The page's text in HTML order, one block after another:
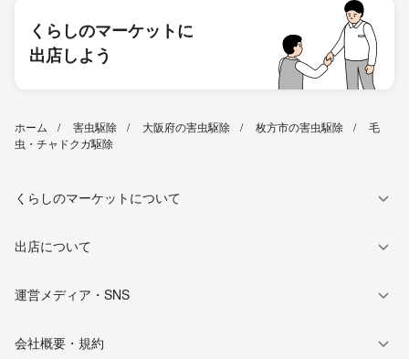
くらしのマーケットに
出店しよう
ホーム 害虫駆除 大阪府の害虫駆除 枚方市の害虫駆除
毛
虫・チャドクガ駆除
くらしのマーケットについて
出店について
運営メディア・SNS
会社概要・規約